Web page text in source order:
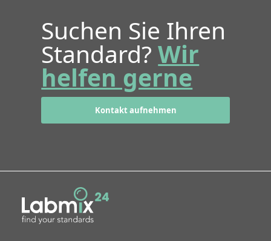
Suchen Sie Ihren
Standard?Wir
helfen gerne
Kontakt aufnehmen